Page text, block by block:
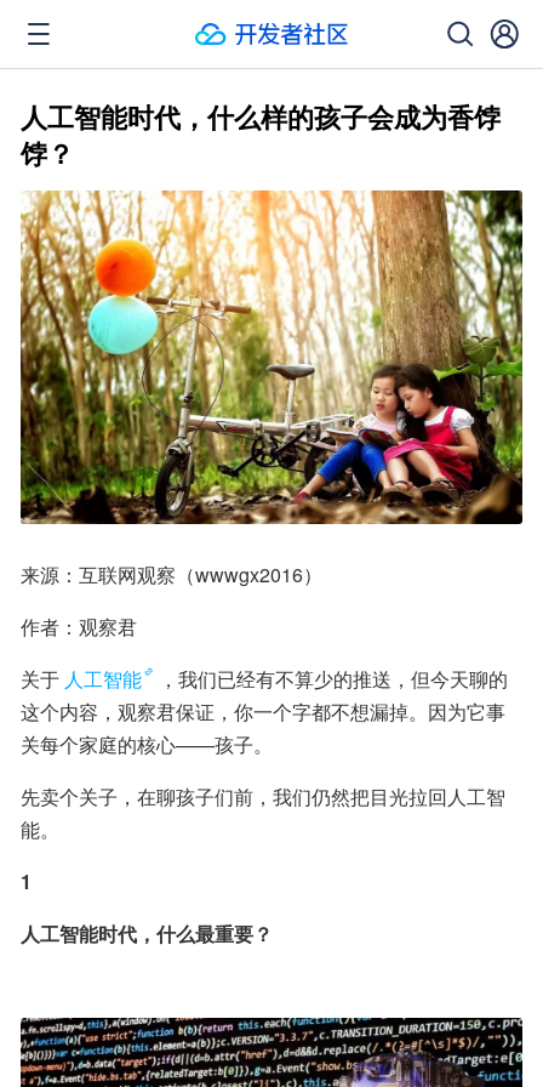
人工智能时代，什么样的孩子会成为香饽
饽？
来源：互联网观察（wwwgx2016）
作者：观察君
关于 人工智能
，我们已经有不算少的推送，但今天聊的
这个内容，观察君保证，你一个字都不想漏掉。因为它事
关每个家庭的核心——孩子。
先卖个关子，在聊孩子们前，我们仍然把目光拉回人工智
能。
1
人工智能时代，什么最重要？